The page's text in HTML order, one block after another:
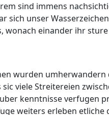
sind immens
sich unser
wonach einander ihr
wurden
viele Streitereien
kenntnisse verfugen
weiters erleben etliche